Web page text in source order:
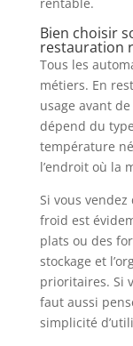
Bien choisir
restauration
Tous les
métiers. En
usage avant
dépend du
température
l’endroit où la
Si vous vendez
froid est
plats ou des
stockage et
prioritaires. Si
faut aussi
simplicité